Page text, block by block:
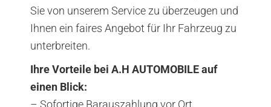
Sie von unserem Service zu überzeugen und
Ihnen ein faires Angebot für Ihr Fahrzeug zu
unterbreiten.
Ihre Vorteile bei A.H AUTOMOBILE auf
einen Blick:
– Sofortige Barauszahlung vor Ort